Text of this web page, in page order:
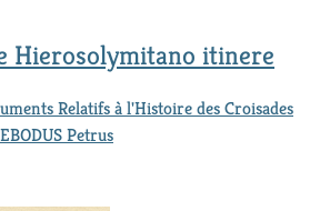
Hierosolymitano itinere
Relatifs à l'Histoire des Croisades
Petrus